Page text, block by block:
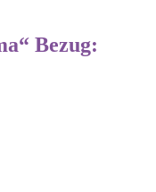
Bezug: